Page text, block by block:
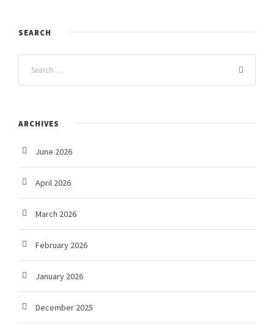
SEARCH
ARCHIVES
June 2026
April 2026
March 2026
February 2026
January 2026
December 2025